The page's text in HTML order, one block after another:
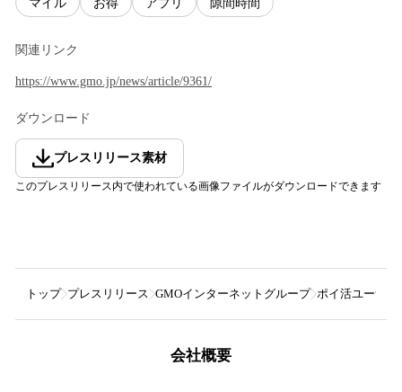
マイル お得 アプリ 隙間時間
関連リンク
https://www.gmo.jp/news/article/9361/
ダウンロード
プレスリリース素材
このプレスリリース内で使われている画像ファイルがダウンロードできます
トップ プレスリリース GMOインターネットグループ ポイ活ユーザー
会社概要